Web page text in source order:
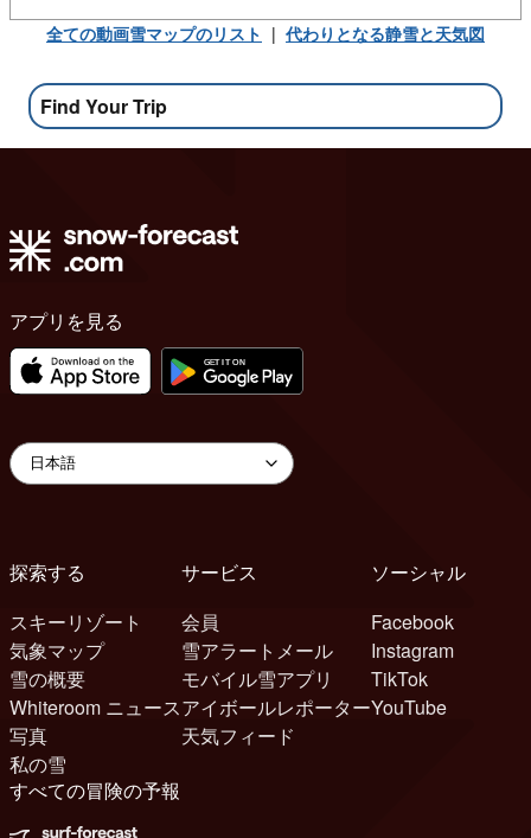
全ての動画雪マップのリスト | 代わりとなる静雪と天気図
Find Your Trip
アプリを見る
探索する
スキーリゾート
気象マップ
雪の概要
Whiteroom ニュース
写真
私の雪
サービス
会員
雪アラートメール
モバイル雪アプリ
アイボールレポーター
天気フィード
ソーシャル
Facebook
Instagram
TikTok
YouTube
すべての冒険の予報